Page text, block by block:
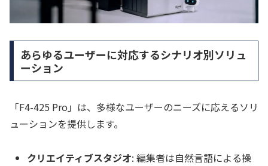
あらゆるユーザーに対応するシナリオ別ソリュ
ーション
「F4-425 Pro」は、多様なユーザーのニーズに応えるソリ
ューションを提供します。
クリエイティブスタジオ: 編集者は自然言語による操